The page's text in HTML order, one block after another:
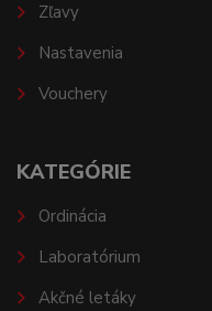
Zľavy
Nastavenia
Vouchery
KATEGÓRIE
Ordinácia
Laboratórium
Akčné letáky